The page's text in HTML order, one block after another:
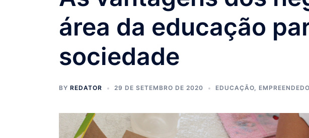
área da educação
sociedade
BY REDATOR 29 DE SETEMBRO DE 2020 EDUCAÇÃO,